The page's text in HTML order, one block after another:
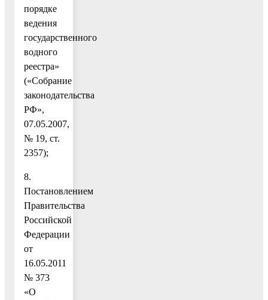
порядке
ведения
государственного
водного
реестра»
(«Собрание
законодательства
РФ»,
07.05.2007,
№ 19, ст.
2357);
8.
Постановлением
Правительства
Российской
Федерации
от
16.05.2011
№ 373
«О